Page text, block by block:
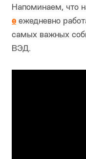
Напоминаем, что
е ежедневно
самых важных
ВЭД.